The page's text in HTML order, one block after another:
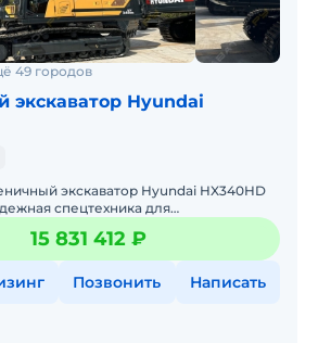
49 городов
экскаватор Hyundai
экскаватор Hyundai HX340HD
спецтехника для
строительных и землеройных
нужен экскаватор
15 831 412 ₽
Позвонить Написать